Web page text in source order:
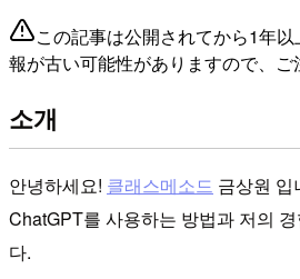
この記事は公開されてから1年
報が古い可能性がありますので、ご
소개
안녕하세요! 클래스메소드 금상원 입
ChatGPT를 사용하는 방법과 저의
다.